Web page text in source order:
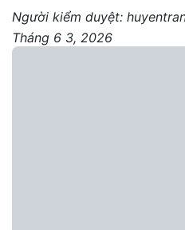
Người kiểm duyệt:
Tháng 6 3, 2026